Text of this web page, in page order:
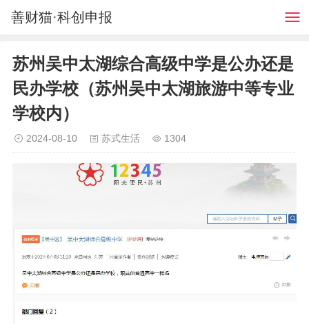
善财猫·科创申报
苏州吴中太湖综合高级中学是公办还是
民办学校（苏州吴中太湖旅游中等专业
学校内）
2024-08-10 苏式生活 1304